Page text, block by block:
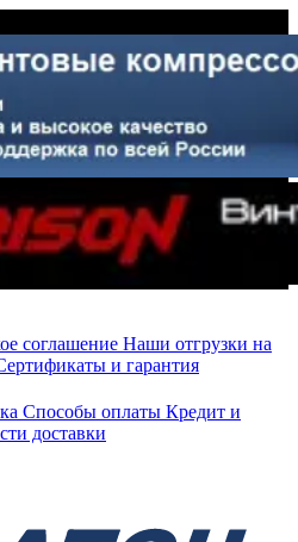
соглашение Наши отгрузки на
и гарантия
Способы оплаты Кредит и
доставки